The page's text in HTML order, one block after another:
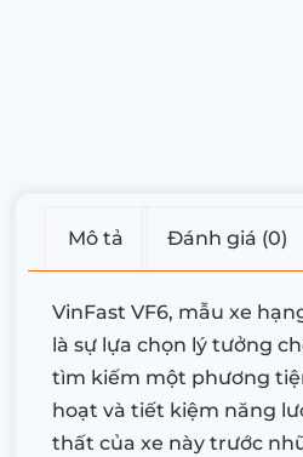
Mô tả Đánh giá (0)
VinFast VF6, mẫu xe
là sự lựa chọn lý tưởng
tìm kiếm một phương
hoạt và tiết kiệm năng
thất của xe này trước